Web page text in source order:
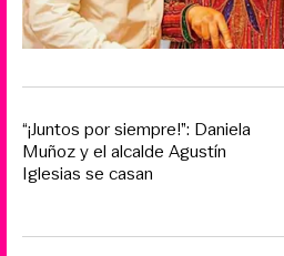
“¡Juntos por siempre!”: Daniela
Muñoz y el alcalde Agustín
Iglesias se casan